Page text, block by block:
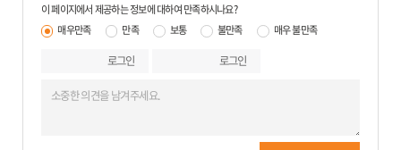
이 페이지에서 제공하는 정보에 대하여 만족하시나요?
매우만족
만족 보통 불만족 매우 불만족
로그인 로그인